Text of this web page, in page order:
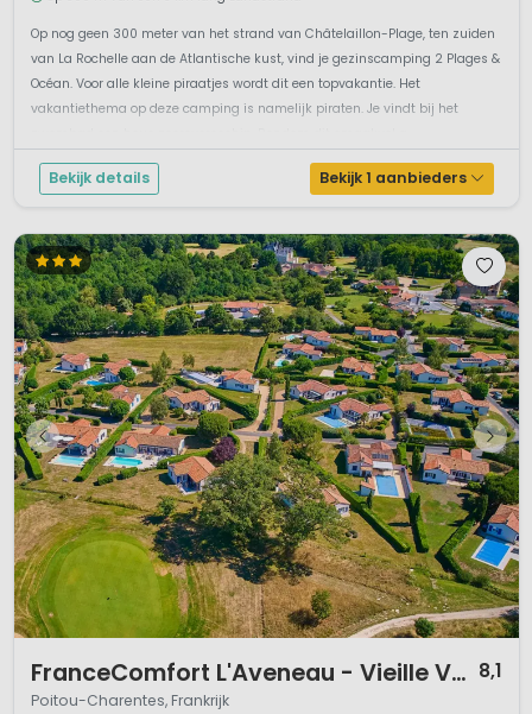
Op nog geen 300 meter van het strand van Châtelaillon-Plage, ten zuiden
van La Rochelle aan de Atlantische kust, vind je gezinscamping 2 Plages &
Océan. Voor alle kleine piraatjes wordt dit een topvakantie. Het
vakantiethema op deze camping is namelijk piraten. Je vindt bij het
Bekijk details Bekijk 1 aanbieders
FranceComfort L'Aveneau - Vieille Vigne 8,1
Poitou-Charentes, Frankrijk